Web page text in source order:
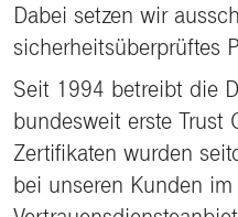
Dabei setzen wir
sicherheitsüberprüftes
Seit 1994 betreibt die
bundesweit erste Trust
Zertifikaten wurden
bei unseren Kunden